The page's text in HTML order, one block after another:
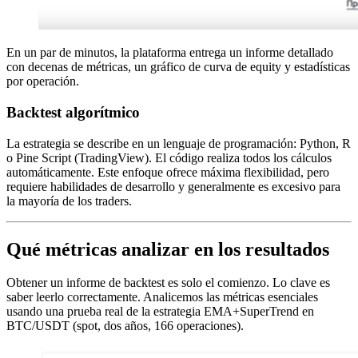
En un par de minutos, la plataforma entrega un informe detallado
con decenas de métricas, un gráfico de curva de equity y estadísticas
por operación.
Backtest algorítmico
La estrategia se describe en un lenguaje de programación: Python, R
o Pine Script (TradingView). El código realiza todos los cálculos
automáticamente. Este enfoque ofrece máxima flexibilidad, pero
requiere habilidades de desarrollo y generalmente es excesivo para
la mayoría de los traders.
Qué métricas analizar en los resultados
Obtener un informe de backtest es solo el comienzo. Lo clave es
saber leerlo correctamente. Analicemos las métricas esenciales
usando una prueba real de la estrategia EMA+SuperTrend en
BTC/USDT (spot, dos años, 166 operaciones).